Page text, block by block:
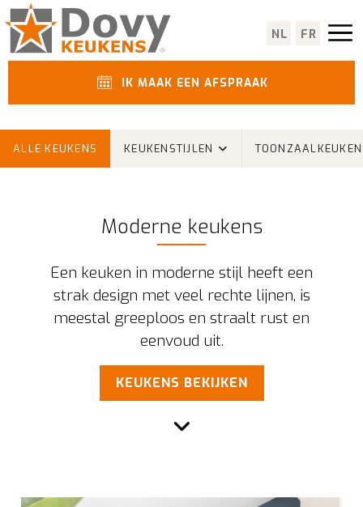
NL FR
IK MAAK EEN AFSPRAAK
ALLE KEUKENS KEUKENSTIJLEN
Moderne keukens
Een keuken in moderne stijl heeft een
strak design met veel rechte lijnen, is
meestal greeploos en straalt rust en
eenvoud uit.
KEUKENS BEKIJKEN